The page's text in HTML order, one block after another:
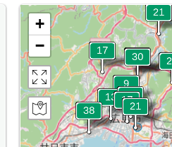
în timp real al lui Hijiyamahonmachi,
+
−